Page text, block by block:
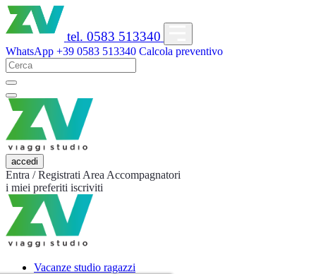
tel. 0583 513340
WhatsApp +39 0583 513340 Calcola preventivo
accedi
Entra / Registrati Area Accompagnatori
i miei preferiti iscriviti
Vacanze studio ragazzi